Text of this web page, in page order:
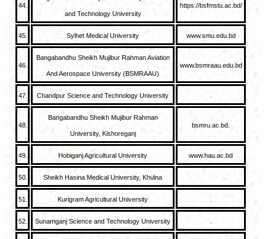
44.
and Technology University
https://bsfmstu.ac.bd/
45. Sylhet Medical University www.smu.edu.bd
46.
Bangabandhu Sheikh Mujibur Rahman Aviation
And Aerospace University (BSMRAAU)
www.bsmraau.edu.bd
47. Chandpur Science and Technology University
48.
Bangabandhu Sheikh Mujibur Rahman
University, Kishoreganj
bsmru.ac.bd.
49. Hobiganj Agricultural University www.hau.ac.bd
50. Sheikh Hasina Medical University, Khulna
51. Kurigram Agricultural University
52. Sunamganj Science and Technology University